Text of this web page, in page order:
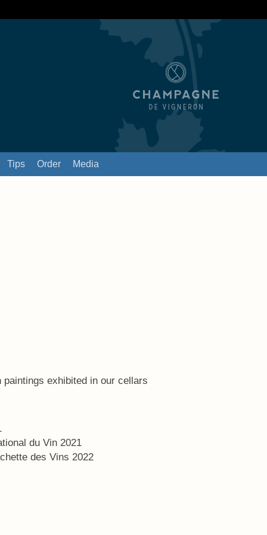
Tips Order Media
exhibited in our cellars
du Vin 2021
des Vins 2022